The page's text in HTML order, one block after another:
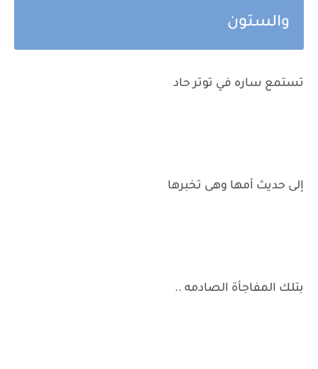
والستون
تستمع ساره في توتر حاد
إلى حديث أمها وهى تخبرها
بتلك المفاجأة الصادمه ..